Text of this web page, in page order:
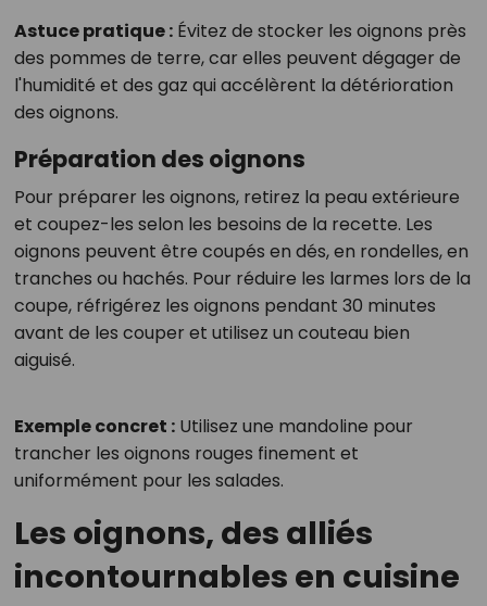
Astuce pratique :Évitez de stocker les oignons près
des pommes de terre, car elles peuvent dégager de
l'humidité et des gaz qui accélèrent la détérioration
des oignons.
Préparation des oignons
Pour préparer les oignons, retirez la peau extérieure
et coupez-les selon les besoins de la recette. Les
oignons peuvent être coupés en dés, en rondelles, en
tranches ou hachés. Pour réduire les larmes lors de la
coupe, réfrigérez les oignons pendant 30 minutes
avant de les couper et utilisez un couteau bien
aiguisé.
Exemple concret :Utilisez une mandoline pour
trancher les oignons rouges finement et
uniformément pour les salades.
Les oignons, des alliés
incontournables en cuisine